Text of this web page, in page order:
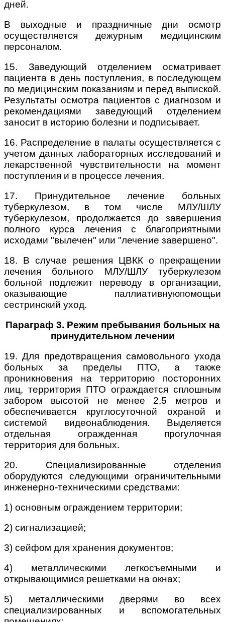
дней.
В выходные и праздничные дни осмотр
осуществляется дежурным медицинским
персоналом.
15. Заведующий отделением осматривает
пациента в день поступления, в последующем
по медицинским показаниям и перед выпиской.
Результаты осмотра пациентов с диагнозом и
рекомендациями заведующий отделением
заносит в историю болезни и подписывает.
16. Распределение в палаты осуществляется с
учетом данных лабораторных исследований и
лекарственной чувствительности на момент
поступления и в процессе лечения.
17. Принудительное лечение больных
туберкулезом, в том числе МЛУ/ШЛУ
туберкулезом, продолжается до завершения
полного курса лечения с благоприятными
исходами "вылечен" или "лечение завершено".
18. В случае решения ЦВКК о прекращении
лечения больного МЛУ/ШЛУ туберкулезом
больной подлежит переводу в организации,
оказывающие паллиативнуюпомощьи
сестринский уход.
Параграф 3. Режим пребывания больных на
принудительном лечении
19. Для предотвращения самовольного ухода
больных за пределы ПТО, а также
проникновения на территорию посторонних
лиц, территория ПТО ограждается сплошным
забором высотой не менее 2,5 метров и
обеспечивается круглосуточной охраной и
системой видеонаблюдения. Выделяется
отдельная огражденная прогулочная
территория для больных.
20. Специализированные отделения
оборудуются следующими ограничительными
инженерно-техническими средствами:
1) основным ограждением территории;
2) сигнализацией;
3) сейфом для хранения документов;
4) металлическими легкосъемными и
открывающимися решетками на окнах;
5) металлическими дверями во всех
специализированных и вспомогательных